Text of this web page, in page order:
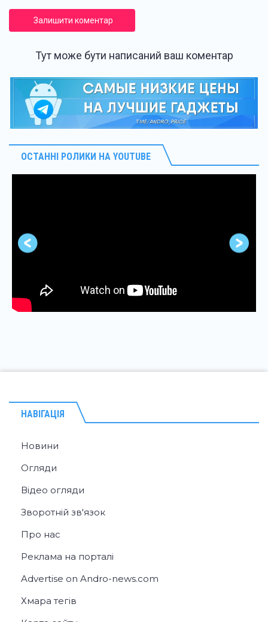
Залишити коментар
Тут може бути написаний ваш коментар
ОСТАННІ РОЛИКИ НА YOUTUBE
НАВІГАЦІЯ
Новини
Огляди
Відео огляди
Зворотній зв'язок
Про нас
Реклама на порталі
Advertise on Andro-news.com
Хмара тегів